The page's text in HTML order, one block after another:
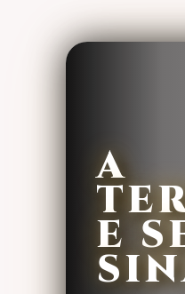
A
E